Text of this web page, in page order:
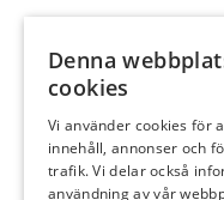
Denna
cookies
Vi använder cookies för
innehåll, annonser och
trafik. Vi delar också
användning av vår